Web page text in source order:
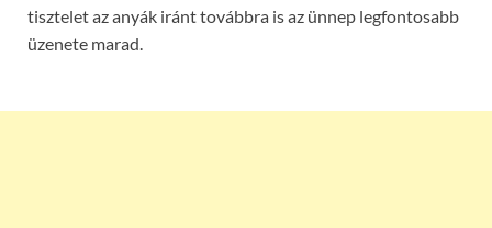
tisztelet az anyák iránt továbbra is az ünnep legfontosabb
üzenete marad.